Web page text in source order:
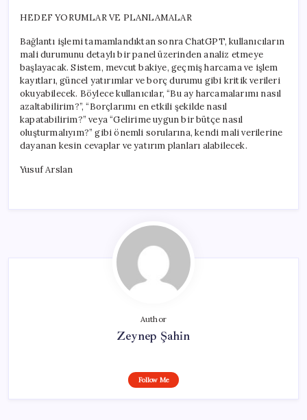
HEDEF YORUMLAR VE PLANLAMALAR
Bağlantı işlemi tamamlandıktan sonra ChatGPT, kullanıcıların
mali durumunu detaylı bir panel üzerinden analiz etmeye
başlayacak. Sistem, mevcut bakiye, geçmiş harcama ve işlem
kayıtları, güncel yatırımlar ve borç durumu gibi kritik verileri
okuyabilecek. Böylece kullanıcılar, “Bu ay harcamalarımı nasıl
azaltabilirim?”, “Borçlarımı en etkili şekilde nasıl
kapatabilirim?” veya “Gelirime uygun bir bütçe nasıl
oluşturmalıyım?” gibi önemli sorularına, kendi mali verilerine
dayanan kesin cevaplar ve yatırım planları alabilecek.
Yusuf Arslan
Author
Zeynep Şahin
Follow Me